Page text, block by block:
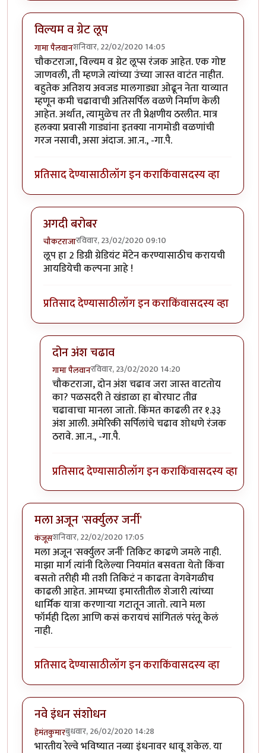
विल्यम व ग्रेट लूप
गामा पैलवानशनिवार, 22/02/2020 14:05
चौकटराजा, विल्यम व ग्रेट लूप्स रंजक आहेत. एक गोष्ट
जाणवली, ती म्हणजे त्यांच्या उंच्या जास्त वाटंत नाहीत.
बहुतेक अतिशय अवजड मालगाड्या ओढून नेता याव्यात
म्हणून कमी चढावाची अतिसर्पिल वळणे निर्माण केली
आहेत. अर्थात, त्यामुळेच तर ती प्रेक्षणीय ठरलीत. मात्र
हलक्या प्रवासी गाड्यांना इतक्या नागमोडी वळणांची
गरज नसावी, असा अंदाज. आ.न., -गा.पै.
प्रतिसाद देण्यासाठीलॉग इन कराकिंवासदस्य व्हा
अगदी बरोबर
चौकटराजारविवार, 23/02/2020 09:10
In reply toविल्यम व ग्रेट लूपbyगामा पैलवान
लूप हा 2 डिग्री ग्रेडियंट मेंटेन करण्यासाठीच करायची
आयडियेची कल्पना आहे !
प्रतिसाद देण्यासाठीलॉग इन कराकिंवासदस्य व्हा
दोन अंश चढाव
गामा पैलवानरविवार, 23/02/2020 14:20
In reply toअगदी बरोबरbyचौकटराजा
चौकटराजा, दोन अंश चढाव जरा जास्त वाटतोय
का? पळसदरी ते खंडाळा हा बोरघाट तीव्र
चढावाचा मानला जातो. किंमत काढली तर १.३३
अंश आली. अमेरिकी सर्पिलांचे चढाव शोधणे रंजक
ठरावे. आ.न., -गा.पै.
प्रतिसाद देण्यासाठीलॉग इन कराकिंवासदस्य व्हा
मला अजून 'सर्क्युलर जर्नी'
कंजूसशनिवार, 22/02/2020 17:05
मला अजून 'सर्क्युलर जर्नी' तिकिट काढणे जमले नाही.
माझा मार्ग त्यांनी दिलेल्या नियमांत बसवता येतो किंवा
बसतो तरीही मी तशी तिकिटं न काढता वेगवेगळीच
काढली आहेत. आमच्या इमारतीतील शेजारी त्यांच्या
धार्मिक यात्रा करणाऱ्या गटातून जातो. त्याने मला
फॉर्मही दिला आणि कसं करायचं सांगितलं परंतू केलं
नाही.
प्रतिसाद देण्यासाठीलॉग इन कराकिंवासदस्य व्हा
नवे इंधन संशोधन
हेमंतकुमारबुधवार, 26/02/2020 14:28
भारतीय रेल्वे भविष्यात नव्या इंधनावर धावू शकेल. या